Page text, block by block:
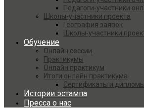
Педагоги-участники
Школы-участники проекта
География заявок
Школы-участники
Обучение
Онлайн сессии
Практикумы
Онлайн практикум
Итоги онлайн практикума
Сертификаты и дипломы
Истории эстампа
Пресса о нас